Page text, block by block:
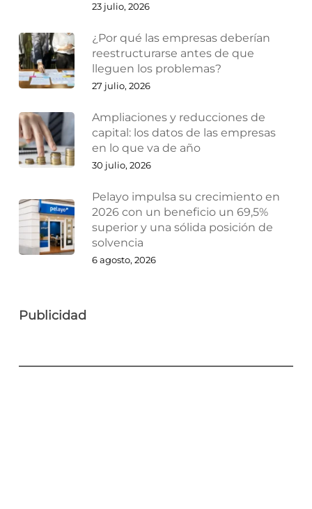
23 julio, 2026
¿Por qué las empresas deberían
reestructurarse antes de que
lleguen los problemas?
27 julio, 2026
Ampliaciones y reducciones de
capital: los datos de las empresas
en lo que va de año
30 julio, 2026
Pelayo impulsa su crecimiento en
2026 con un beneficio un 69,5%
superior y una sólida posición de
solvencia
6 agosto, 2026
Publicidad